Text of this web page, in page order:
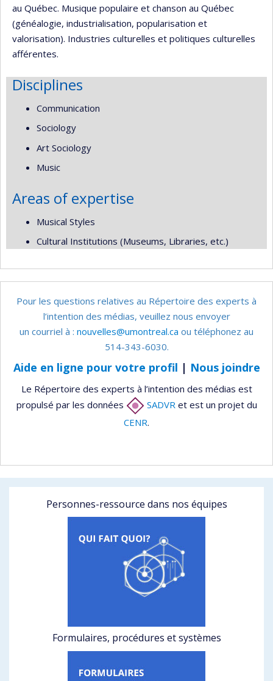
au Québec. Musique populaire et chanson au Québec
(généalogie, industrialisation, popularisation et
valorisation). Industries culturelles et politiques culturelles
afférentes.
Disciplines
Communication
Sociology
Art Sociology
Music
Areas of expertise
Musical Styles
Cultural Institutions (Museums, Libraries, etc.)
Pour les questions relatives au Répertoire des experts à
l’intention des médias, veuillez nous envoyer
un courriel à : nouvelles@umontreal.ca ou téléphonez au
514-343-6030.
Aide en ligne pour votre profil | Nous joindre
Le Répertoire des experts à l’intention des médias est
propulsé par les données
SADVR et est un projet du
CENR.
Personnes-ressource dans nos équipes
Formulaires, procédures et systèmes